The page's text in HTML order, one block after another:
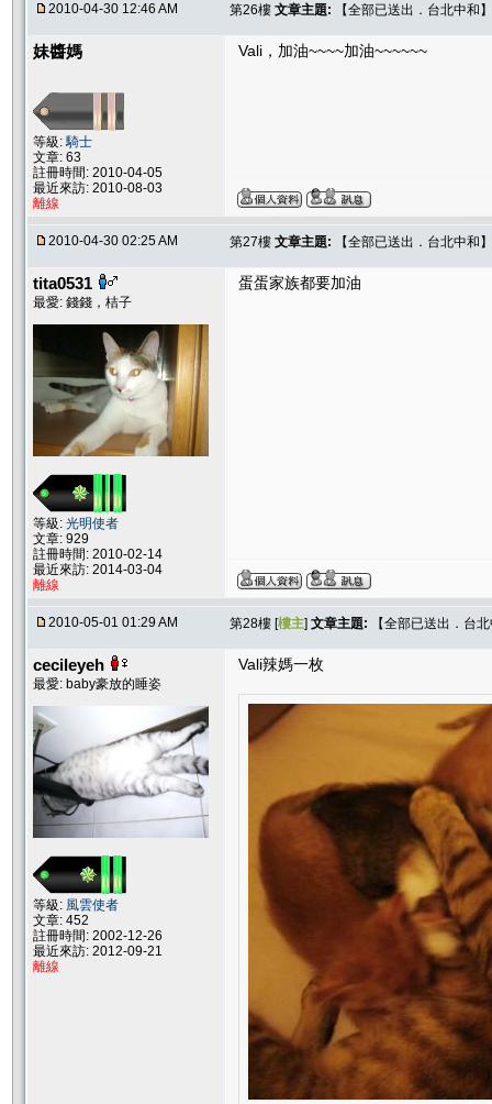
2010-04-30 12:46 AM 第26樓 文章主題: 【全部已送出．台北中和
妹醬媽
等級:騎士
文章: 63
註冊時間: 2010-04-05
最近來訪: 2010-08-03
離線
Vali，加油~~~~加油~~~~~~
2010-04-30 02:25 AM 第27樓 文章主題: 【全部已送出．台北中和
tita0531
最愛: 錢錢，桔子
等級: 光明使者
文章: 929
註冊時間: 2010-02-14
最近來訪: 2014-03-04
離線
蛋蛋家族都要加油
2010-05-01 01:29 AM 第28樓 [樓主] 文章主題: 【全部已送出．台
cecileyeh
最愛: baby豪放的睡姿
等級: 風雲使者
文章: 452
註冊時間: 2002-12-26
最近來訪: 2012-09-21
離線
Vali辣媽一枚